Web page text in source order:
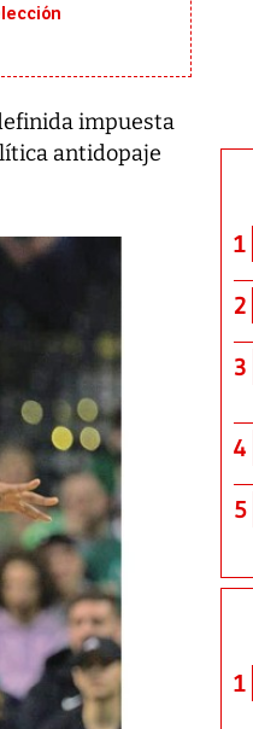
impuesta
antidopaje
1
2
3
4
5
1